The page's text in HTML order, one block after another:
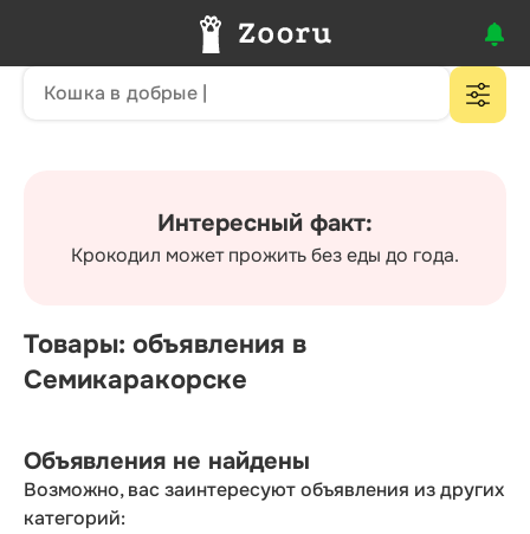
Интересный факт:
Крокодил может прожить без еды до года.
Товары: объявления в
Семикаракорске
Объявления не найдены
Возможно, вас заинтересуют объявления из других
категорий: